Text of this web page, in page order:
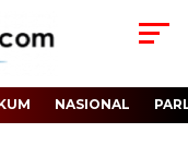
NASIONAL